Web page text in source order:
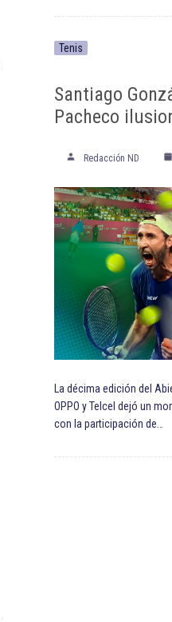
Tenis
Santiago
Pacheco
Redacción ND
La décima edición del
OPPO y Telcel dejó un
con la participación de…